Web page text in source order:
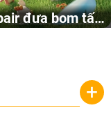
đưa bom tấn
ty game Nhật Bản
+